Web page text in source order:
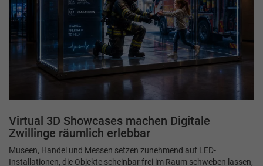
Virtual 3D Showcases machen Digitale
Zwillinge räumlich erlebbar
Museen, Handel und Messen setzen zunehmend auf LED-
Installationen, die Objekte scheinbar frei im Raum schweben lassen,